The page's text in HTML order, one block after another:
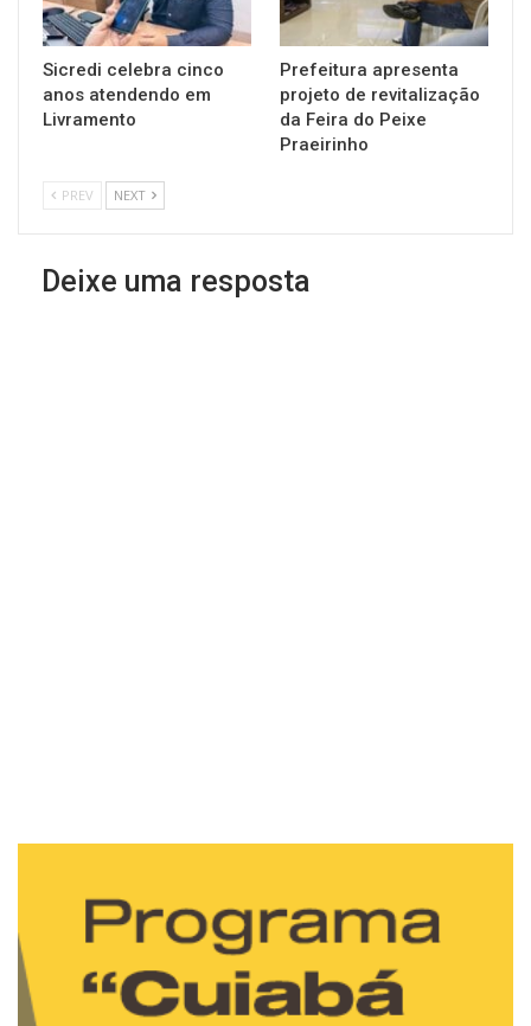
Sicredi celebra cinco
anos atendendo em
Livramento
Prefeitura apresenta
projeto de revitalização
da Feira do Peixe
Praeirinho
PREV NEXT
Deixe uma resposta